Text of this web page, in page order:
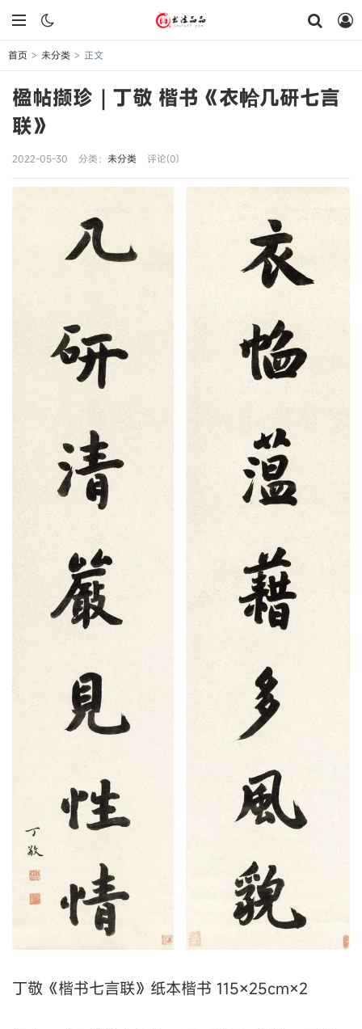
首页 > 未分类 > 正文
楹帖撷珍｜丁敬 楷书《衣帢几研七言
联》
2022-05-30 分类： 未分类 评论(0)
丁敬《楷书七言联》纸本楷书 115×25cm×2